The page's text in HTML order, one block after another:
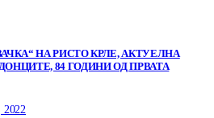
НА РИСТО КРЛЕ, АКТУЕЛНА
84 ГОДИНИ ОД ПРВАТА